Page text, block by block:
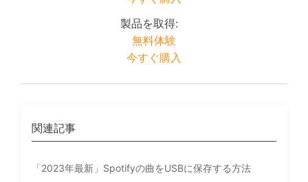
製品を取得:
無料体験
今すぐ購入
関連記事
「2023年最新」Spotifyの曲をUSBに保存する方法